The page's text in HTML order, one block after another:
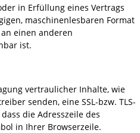
in Erfüllung eines Vertrags
maschinenlesbaren Format
einen anderen
ist.
vertraulicher Inhalte, wie
senden, eine SSL-bzw. TLS-
die Adresszeile des
in Ihrer Browserzeile.